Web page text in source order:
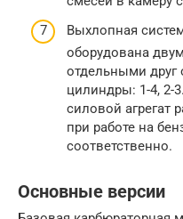
Выхлопная
оборудована
отдельными друг
цилиндры: 1-4, 2-
силовой агрегат
при работе на
соответственно.
Основные версии